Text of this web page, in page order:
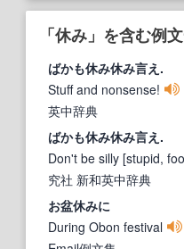
「休み」を含む例
ばかも休み休み言え.
Stuff and nonsense!
英中辞典
ばかも休み休み言え.
Don't be silly [stupid,
究社 新和英中辞典
お盆休みに
During Obon festival